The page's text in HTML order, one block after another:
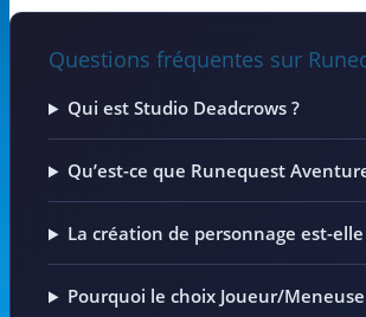
Questions fréquentes sur
Qui est Studio Deadcrows ?
Qu’est-ce que Runequest
La création de personnage est-
Pourquoi le choix Joueur/